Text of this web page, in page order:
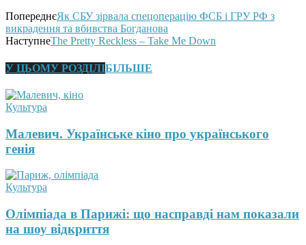
ПопереднєЯк СБУ зірвала спецоперацію ФСБ і ГРУ РФ з
викрадення та вбивства Богданова
НаступнеThe Pretty Reckless – Take Me Down
У ЦЬОМУ РОЗДІЛІБІЛЬШЕ
Культура
Малевич. Українське кіно про українського
генія
Культура
Олімпіада в Парижі: що насправді нам показали
на шоу відкриття